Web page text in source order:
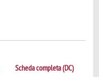
Scheda completa (DC)